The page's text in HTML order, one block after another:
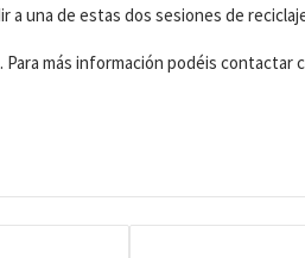
a una de estas dos sesiones de
más información podéis contactar